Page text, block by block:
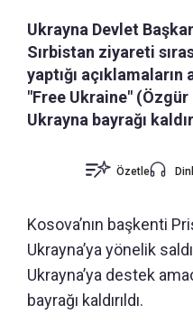
Ukrayna Devlet
Sırbistan ziyareti
yaptığı açıklamaların
"Free Ukraine" (Özgür
Ukrayna bayrağı
Özetle
Kosova’nın başkenti
Ukrayna’ya yönelik
Ukrayna’ya destek
bayrağı kaldırıldı.